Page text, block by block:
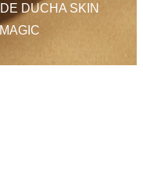
DUCHA SKIN